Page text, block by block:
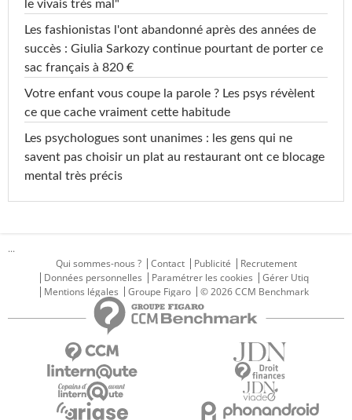
le vivais très mal"
Les fashionistas l'ont abandonné après des années de
succès : Giulia Sarkozy continue pourtant de porter ce
sac français à 820 €
Votre enfant vous coupe la parole ? Les psys révèlent
ce que cache vraiment cette habitude
Les psychologues sont unanimes : les gens qui ne
savent pas choisir un plat au restaurant ont ce blocage
mental très précis
...
Qui sommes-nous ?
Contact Publicité
Recrutement
Données personnelles
Paramétrer les cookies
Gérer Utiq
Mentions légales
Groupe Figaro © 2026 CCM Benchmark